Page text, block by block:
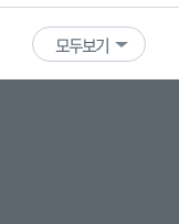
어린이·청소년
모두보기